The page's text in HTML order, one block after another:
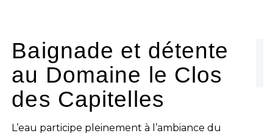
Baignade et détente
au Domaine le Clos
des Capitelles
L’eau participe pleinement à l’ambiance du